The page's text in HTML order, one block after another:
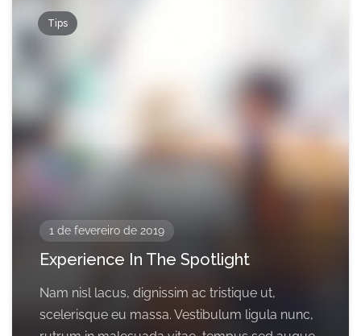
Tips
1 de fevereiro de 2019
Experience In The Spotlight
Nam nisl lacus, dignissim ac tristique ut,
scelerisque eu massa. Vestibulum ligula nunc,